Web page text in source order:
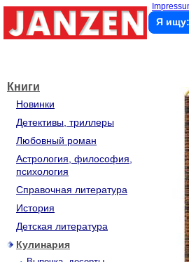
Я ищу:
Книги
Новинки
Детективы, триллеры
Любовный роман
Астрология, философия,
психология
Справочная литература
История
Детская литература
Кулинария